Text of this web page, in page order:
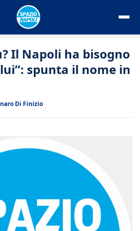
Il Napoli ha bisogno
spunta il nome in
Di Finizio